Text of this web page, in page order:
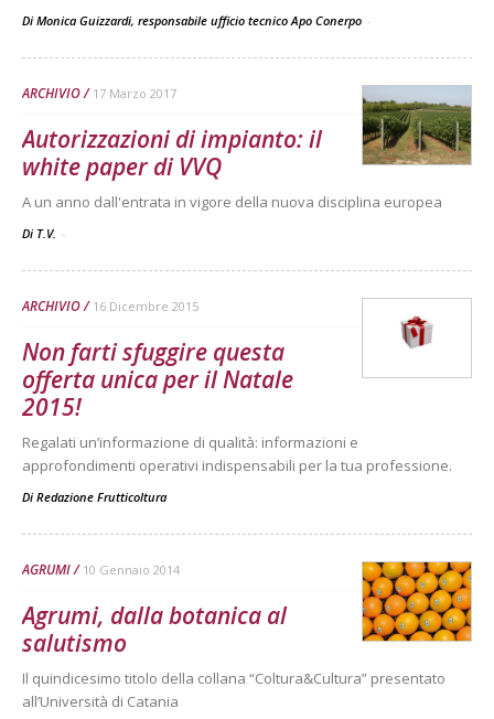
Di Monica Guizzardi, responsabile ufficio tecnico Apo Conerpo -
ARCHIVIO 17 Marzo 2017
Autorizzazioni di impianto: il
white paper di VVQ
A un anno dall'entrata in vigore della nuova disciplina europea
Di T.V. -
ARCHIVIO 16 Dicembre 2015
Non farti sfuggire questa
offerta unica per il Natale
2015!
Regalati un’informazione di qualità: informazioni e
approfondimenti operativi indispensabili per la tua professione.
Di Redazione Frutticoltura
AGRUMI 10 Gennaio 2014
Agrumi, dalla botanica al
salutismo
Il quindicesimo titolo della collana “Coltura&Cultura” presentato
all’Università di Catania